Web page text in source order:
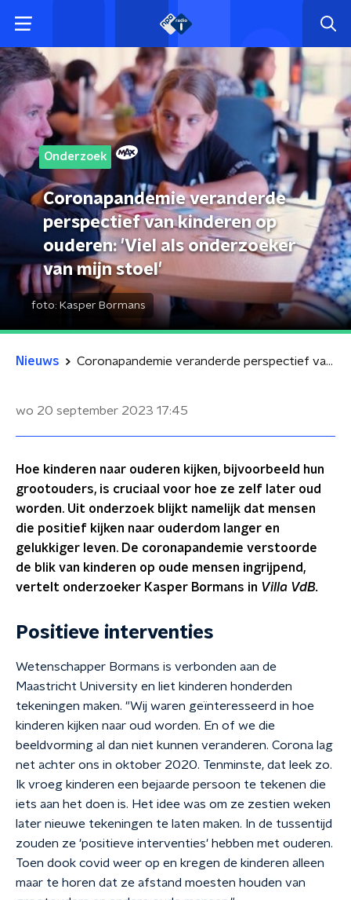
Onderzoek
Coronapandemie veranderde
perspectief van kinderen op
ouderen: 'Viel als onderzoeker
van mijn stoel'
foto: Kasper Bormans
Nieuws Coronapandemie veranderde perspectief van kinderen op ouderen: 'Viel als onderzoeker van mijn stoel'
wo 20 september 2023 17:45
Hoe kinderen naar ouderen kijken, bijvoorbeeld hun
grootouders, is cruciaal voor hoe ze zelf later oud
worden. Uit onderzoek blijkt namelijk dat mensen
die positief kijken naar ouderdom langer en
gelukkiger leven. De coronapandemie verstoorde
de blik van kinderen op oude mensen ingrijpend,
vertelt onderzoeker Kasper Bormans in Villa VdB.
Positieve interventies
Wetenschapper Bormans is verbonden aan de
Maastricht University en liet kinderen honderden
tekeningen maken. "Wij waren geïnteresseerd in hoe
kinderen kijken naar oud worden. En of we die
beeldvorming al dan niet kunnen veranderen. Corona lag
net achter ons in oktober 2020. Tenminste, dat leek zo.
Ik vroeg kinderen een bejaarde persoon te tekenen die
iets aan het doen is. Het idee was om ze zestien weken
later nieuwe tekeningen te laten maken. In de tussentijd
zouden ze 'positieve interventies' hebben met ouderen.
Toen dook covid weer op en kregen de kinderen alleen
maar te horen dat ze afstand moesten houden van